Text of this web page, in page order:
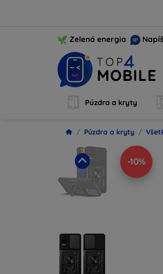
Zelená energia
Púzdra a kryty
Púzdra a kryty
-10%